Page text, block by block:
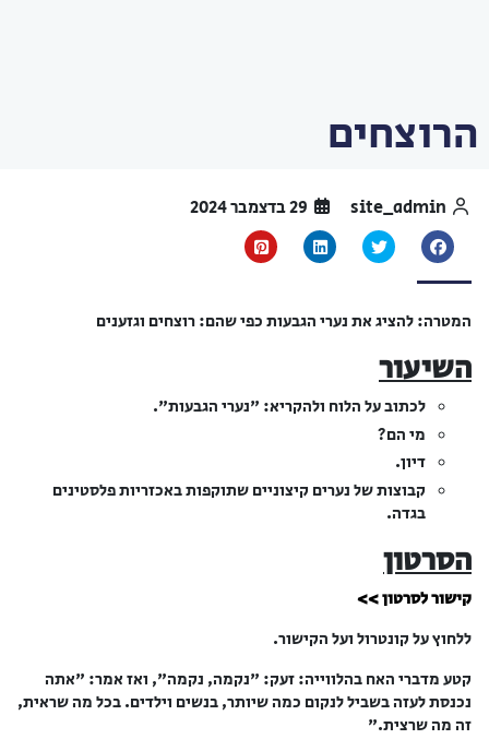
הרוצחים
המטרה: להציג את נערי הגבעות כפי שהם: רוצחים וגזענים
השיעור
לכתוב על הלוח ולהקריא: "נערי הגבעות".
מי הם?
דיון.
קבוצות של נערים קיצוניים שתוקפות באכזריות פלסטינים
בגדה.
הסרטון
קישור לסרטון >>
ללחוץ על קונטרול ועל הקישור.
קטע מדברי האח בהלווייה: זעק: "נקמה, נקמה", ואז אמר: "אתה
נכנסת לעזה בשביל לנקום כמה שיותר, בנשים וילדים. בכל מה שראית,
זה מה שרצית."